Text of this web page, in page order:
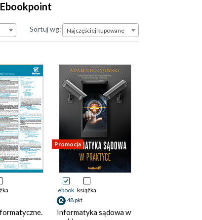
Sortuj wg:Najczęściej kupowane
Najczęściej kupowane
Promocja
ebook książka
48 pkt
Informatyka sądowa w